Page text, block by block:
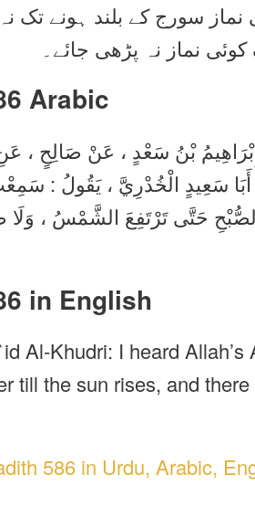
سورج کے بلند ہونے تک
نماز نہ پڑھی جائے۔
Arabic
إِبْرَاهِيمُ بْنُ سَعْدٍ ، عَنْ صَالِحٍ ،
سَعِيدٍ الْخُدْرِيَّ ، يَقُولُ :
حَتَّى تَرْتَفِعَ الشَّمْسُ ، وَلَا
in English
Al-Khudri: I heard
till the sun rises, and
586 in Urdu, Arabic,